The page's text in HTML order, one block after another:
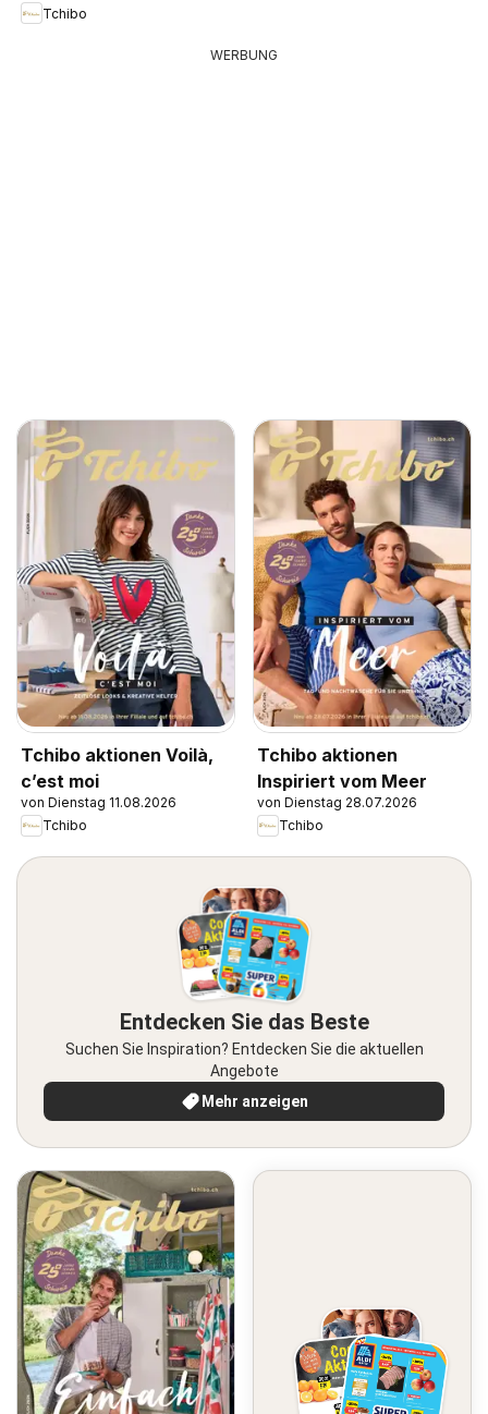
Tchibo
WERBUNG
Tchibo aktionen Voilà,
c’est moi
von Dienstag 11.08.2026
Tchibo
Tchibo aktionen
Inspiriert vom Meer
von Dienstag 28.07.2026
Tchibo
Entdecken Sie das Beste
Suchen Sie Inspiration? Entdecken Sie die aktuellen
Angebote
Mehr anzeigen